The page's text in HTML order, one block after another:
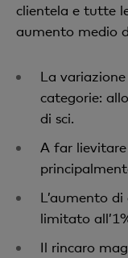
clientela e tutte
aumento medio
La
categorie:
di sci.
A far lievitare
L’aumento
limitato
Il rincaro